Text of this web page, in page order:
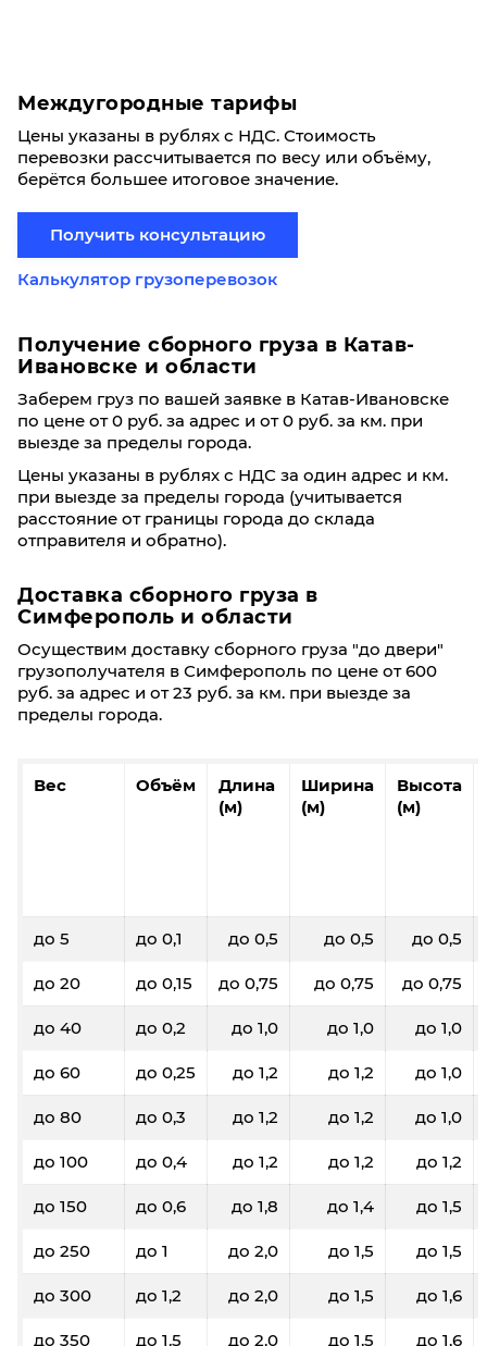
Междугородные тарифы
Цены указаны в рублях с НДС. Стоимость
перевозки рассчитывается по весу или объёму,
берётся большее итоговое значение.
Получить консультацию
Калькулятор грузоперевозок
Получение сборного груза в Катав-
Ивановске и области
Заберем груз по вашей заявке в Катав-Ивановске
по цене от 0 руб. за адрес и от 0 руб. за км. при
выезде за пределы города.
Цены указаны в рублях с НДС за один адрес и км.
при выезде за пределы города (учитывается
расстояние от границы города до склада
отправителя и обратно).
Доставка сборного груза в
Симферополь и области
Осуществим доставку сборного груза "до двери"
грузополучателя в Симферополь по цене от 600
руб. за адрес и от 23 руб. за км. при выезде за
пределы города.
Вес Объём
Длина
(м)
Ширина
(м)
Высота
(м)
до 5 до 0,1 до 0,5 до 0,5 до 0,5
до 20 до 0,15 до 0,75 до 0,75 до 0,75
до 40 до 0,2 до 1,0 до 1,0 до 1,0
до 60 до 0,25 до 1,2 до 1,2 до 1,0
до 80 до 0,3 до 1,2 до 1,2 до 1,0
до 100 до 0,4 до 1,2 до 1,2 до 1,2
до 150 до 0,6 до 1,8 до 1,4 до 1,5
до 250 до 1 до 2,0 до 1,5 до 1,5
до 300 до 1,2 до 2,0 до 1,5 до 1,6
до 350 до 1,5 до 2,0 до 1,5 до 1,6